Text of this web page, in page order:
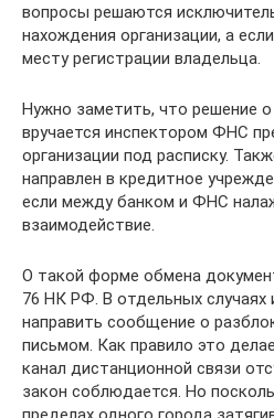
вопросы решаются
нахождения организации, а
месту регистрации владельца.
Нужно заметить, что решение
вручается инспектором ФНС
организации под расписку.
направлен в кредитное
если между банком и ФНС
взаимодействие.
О такой форме обмена
76 НК РФ. В отдельных случаях
направить сообщение о
письмом. Как правило это
канал дистанционной связи
закон соблюдается. Но